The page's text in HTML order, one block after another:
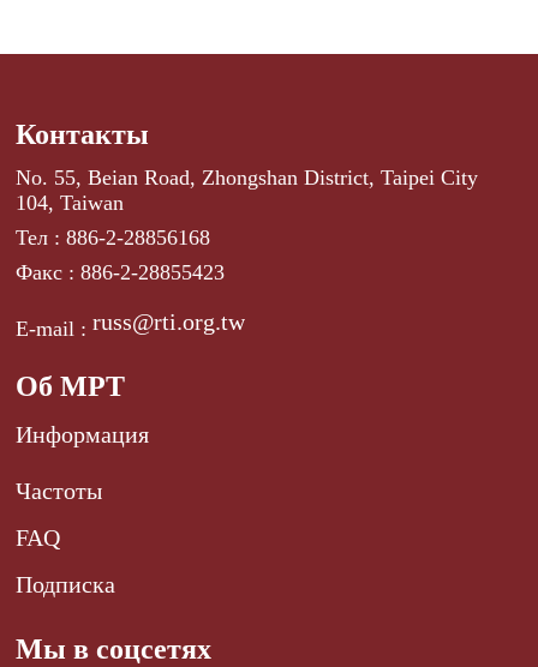
Контакты
No. 55, Beian Road, Zhongshan District, Taipei City
104, Taiwan
Тел : 886-2-28856168
Факс : 886-2-28855423
E-mail :russ@rti.org.tw
Об МРТ
Информация
Частоты
FAQ
Подписка
Мы в соцсетях